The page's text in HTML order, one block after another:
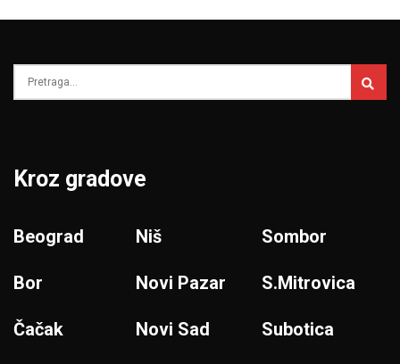
Kroz gradove
Beograd
Bor
Čačak
Niš
Novi Pazar
Novi Sad
Sombor
S.Mitrovica
Subotica